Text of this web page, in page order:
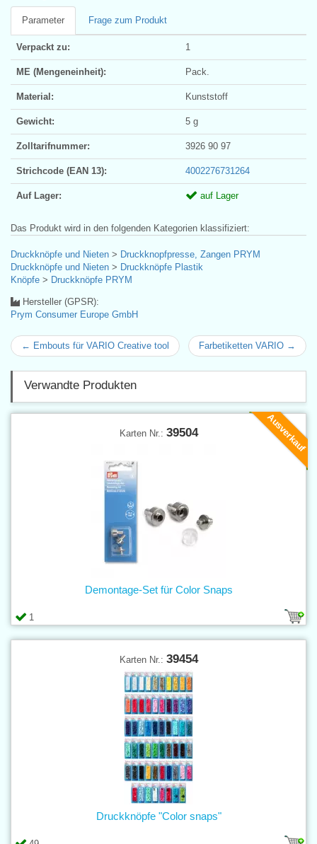
Parameter Frage zum Produkt
Verpackt zu: 1
ME (Mengeneinheit): Pack.
Material: Kunststoff
Gewicht: 5 g
Zolltarifnummer: 3926 90 97
Strichcode (EAN 13): 4002276731264
Auf Lager: auf Lager
Das Produkt wird in den folgenden Kategorien klassifiziert:
Druckknöpfe und Nieten > Druckknopfpresse, Zangen PRYM
Druckknöpfe und Nieten > Druckknöpfe Plastik
Knöpfe > Druckknöpfe PRYM
Hersteller (GPSR):
Prym Consumer Europe GmbH
← Embouts für VARIO Creative tool Farbetiketten VARIO →
Verwandte Produkten
Ausverkauf
Karten Nr.: 39504
1
Demontage-Set für Color Snaps
Karten Nr.: 39454
Druckknöpfe "Color snaps"